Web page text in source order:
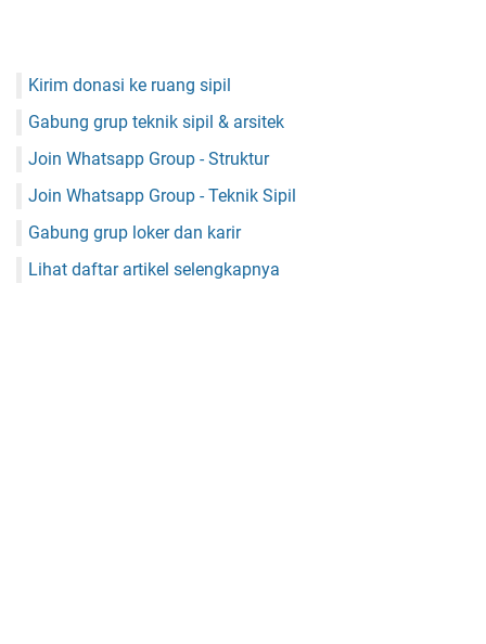
Kirim donasi ke ruang sipil
Gabung grup teknik sipil & arsitek
Join Whatsapp Group - Struktur
Join Whatsapp Group - Teknik Sipil
Gabung grup loker dan karir
Lihat daftar artikel selengkapnya